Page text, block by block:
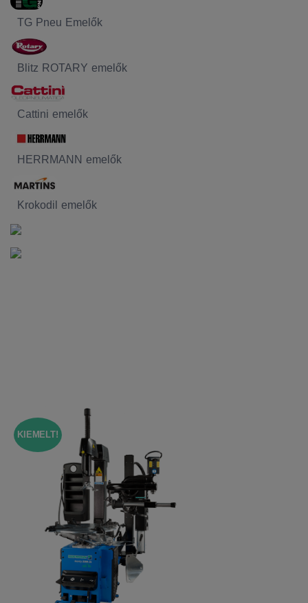
TG Pneu Emelők
Blitz ROTARY emelők
Cattini emelők
HERRMANN emelők
Krokodil emelők
KIEMELT!